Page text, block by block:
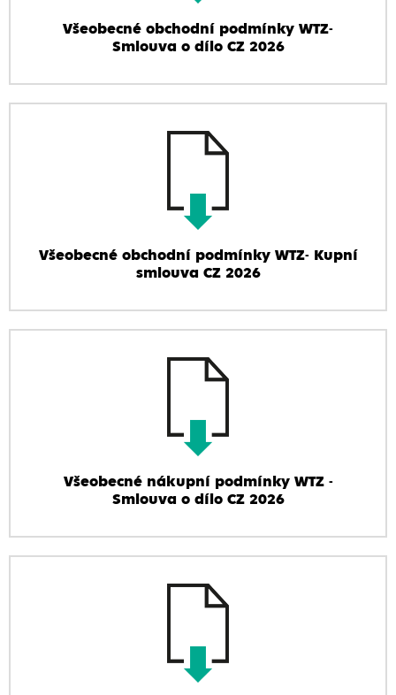
Všeobecné obchodní podmínky WTZ-
Smlouva o dílo CZ 2026
Všeobecné obchodní podmínky WTZ- Kupní
smlouva CZ 2026
Všeobecné nákupní podmínky WTZ -
Smlouva o dílo CZ 2026